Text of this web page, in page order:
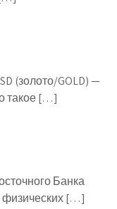
(золото/GOLD) —
такое […]
Банка
физических […]